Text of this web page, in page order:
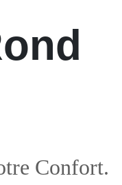
Confort.